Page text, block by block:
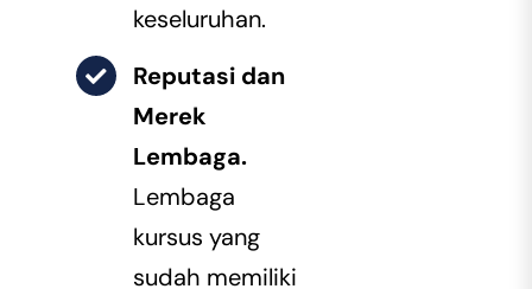
keseluruhan.
Reputasi dan
Merek
Lembaga.
Lembaga
kursus yang
sudah memiliki